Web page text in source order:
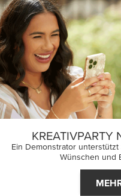
KREATIVPARTY
Ein Demonstrator
Wünschen und